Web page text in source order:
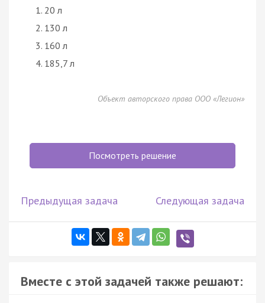
20 л
130 л
160 л
185,7 л
Объект авторского права ООО «Легион»
Посмотреть решение
Предыдущая задача Следующая задача
Вместе с этой задачей также решают: